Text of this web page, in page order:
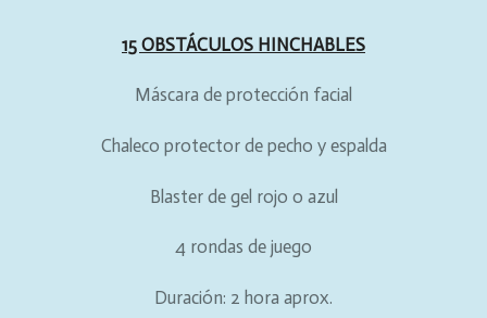
15 OBSTÁCULOS HINCHABLES
Máscara de protección facial
Chaleco protector de pecho y espalda
Blaster de gel rojo o azul
4 rondas de juego
Duración: 2 hora aprox.